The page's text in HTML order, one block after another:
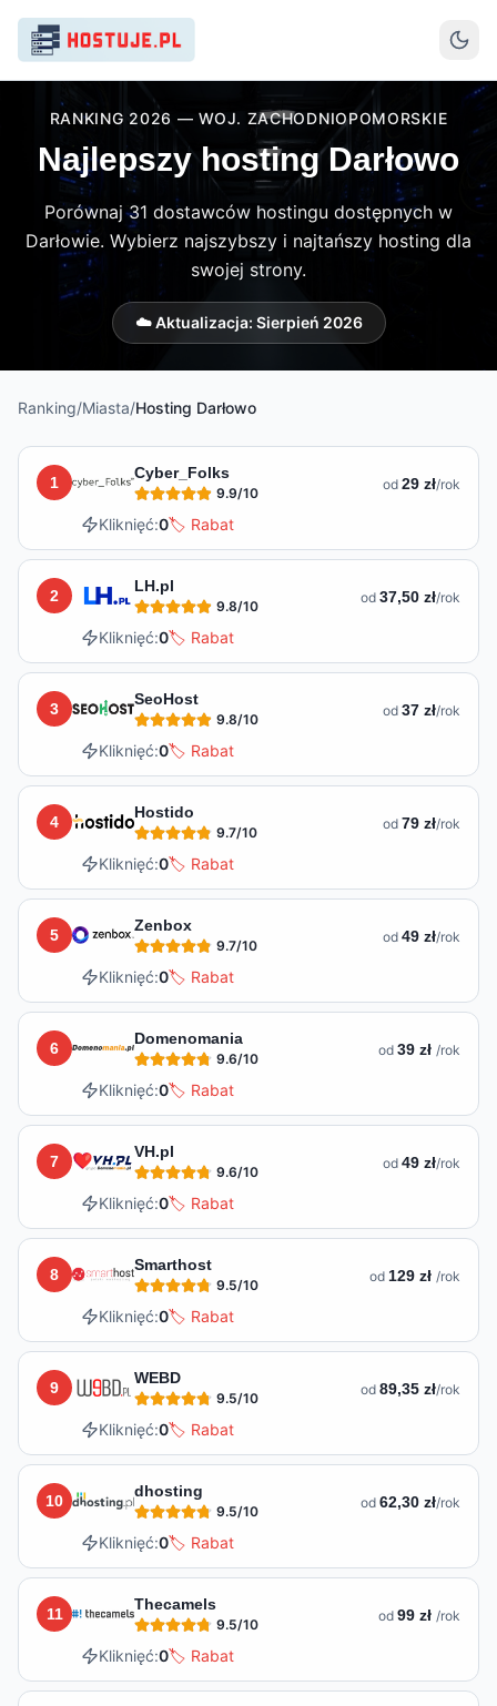
RANKING 2026 — WOJ. ZACHODNIOPOMORSKIE
Najlepszy hosting Darłowo
Porównaj 31 dostawców hostingu dostępnych w
Darłowie. Wybierz najszybszy i najtańszy hosting dla
swojej strony.
☁️ Aktualizacja: Sierpień 2026
Ranking/Miasta/Hosting Darłowo
Lista hostingów dostępnych w
1
Cyber_Folks
9.9/10 od 29 zł/rok
Kliknięć:0🏷️ Rabat
2
LH.pl
9.8/10 od 37,50 zł/rok
Kliknięć:0🏷️ Rabat
3
SeoHost
9.8/10 od 37 zł/rok
Kliknięć:0🏷️ Rabat
4
Hostido
9.7/10 od 79 zł/rok
Kliknięć:0🏷️ Rabat
5
Zenbox
9.7/10 od 49 zł/rok
Kliknięć:0🏷️ Rabat
6
Domenomania
9.6/10 od 39 zł /rok
Kliknięć:0🏷️ Rabat
7
VH.pl
9.6/10 od 49 zł/rok
Kliknięć:0🏷️ Rabat
8
Smarthost
9.5/10 od 129 zł /rok
Kliknięć:0🏷️ Rabat
9
WEBD
9.5/10 od 89,35 zł/rok
Kliknięć:0🏷️ Rabat
10
dhosting
9.5/10 od 62,30 zł/rok
Kliknięć:0🏷️ Rabat
11
Thecamels
9.5/10 od 99 zł /rok
Kliknięć:0🏷️ Rabat